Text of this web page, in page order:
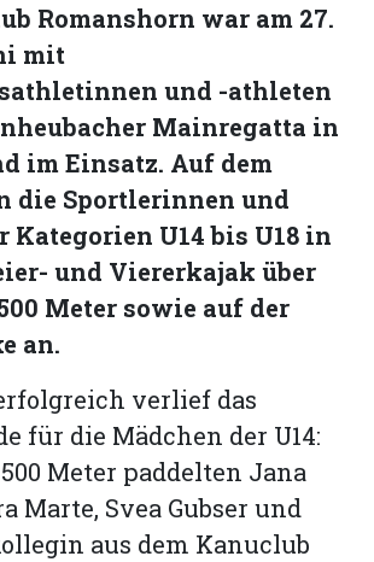
Romanshorn war am 27.
mit
und -athleten
Mainregatta in
im Einsatz. Auf dem
die Sportlerinnen und
Kategorien U14 bis U18 in
und Viererkajak über
Meter sowie auf der
an.
verlief das
für die Mädchen der U14:
Meter paddelten Jana
Marte, Svea Gubser und
aus dem Kanuclub